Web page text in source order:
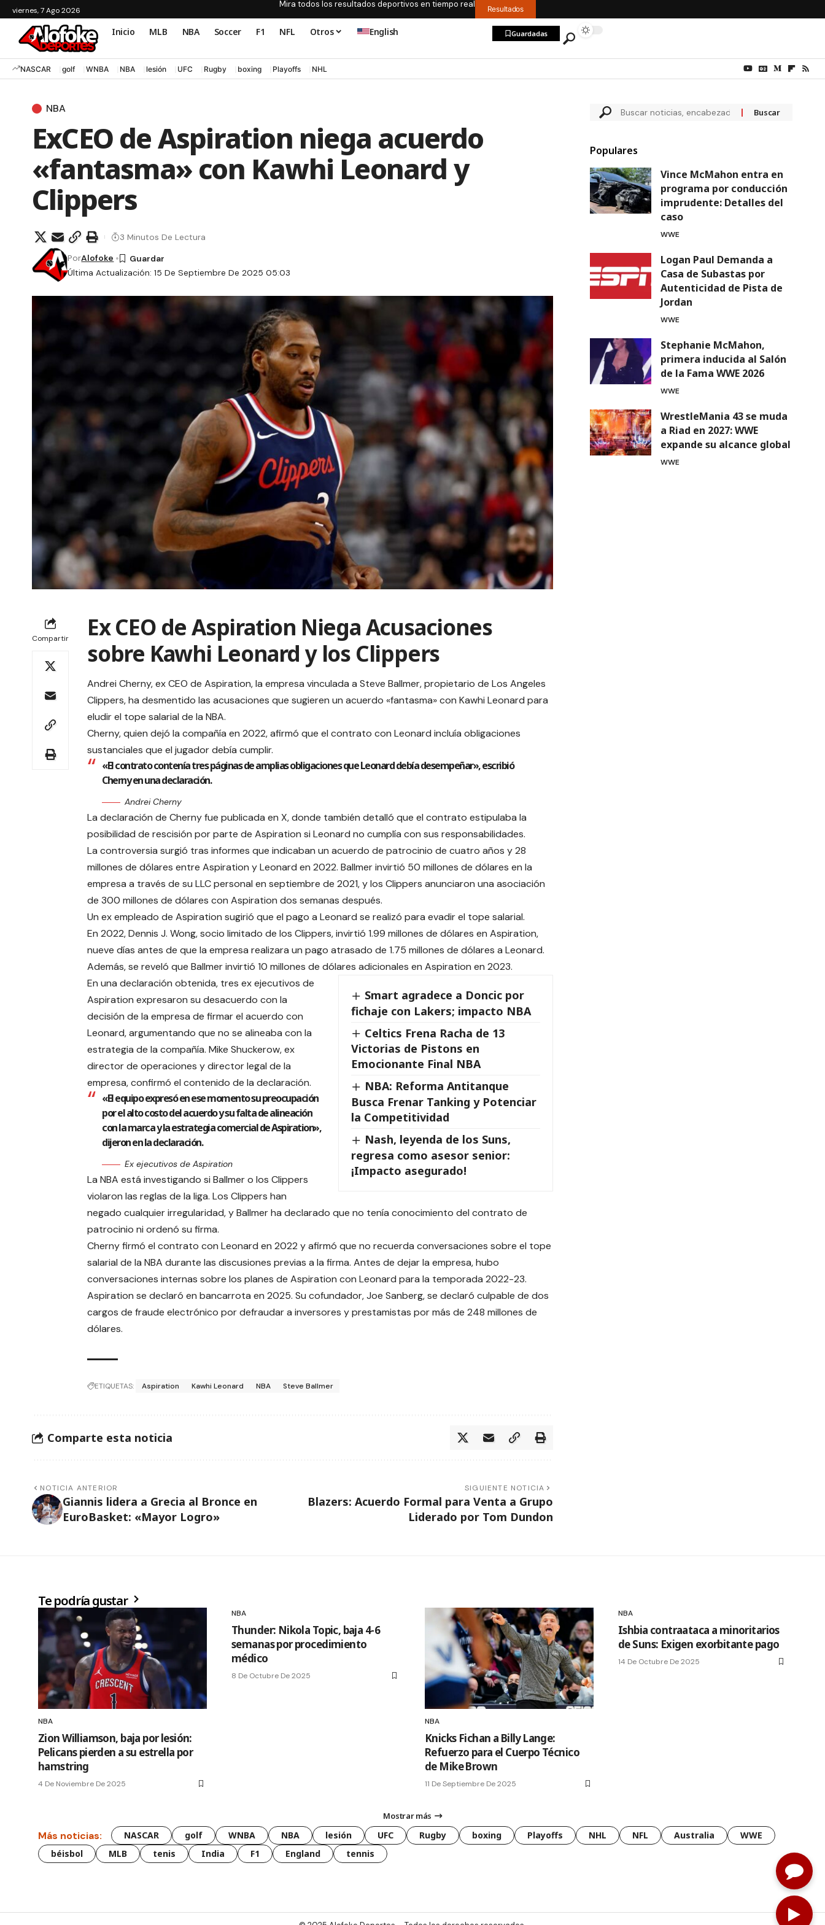
viernes, 7 Ago 2026
Mira todos los resultados deportivos en tiempo real Resultados
Inicio MLB NBA Soccer F1 NFL Otros English Guardadas
NASCAR golf WNBA NBA lesión UFC Rugby boxing Playoffs NHL
NBA
ExCEO de Aspiration niega acuerdo
«fantasma» con Kawhi Leonard y
Clippers
Última Actualización: 15 De Septiembre De 2025 05:03
PorAlofoke
3 Minutos De Lectura
Compartir
Ex CEO de Aspiration Niega Acusaciones
sobre Kawhi Leonard y los Clippers
Andrei Cherny, ex CEO de Aspiration, la empresa vinculada a Steve Ballmer, propietario de Los Angeles
Clippers, ha desmentido las acusaciones que sugieren un acuerdo «fantasma» con Kawhi Leonard para
eludir el tope salarial de la NBA.
Cherny, quien dejó la compañía en 2022, afirmó que el contrato con Leonard incluía obligaciones
sustanciales que el jugador debía cumplir.
«El contrato contenía tres páginas de amplias obligaciones que Leonard debía desempeñar», escribió
Cherny en una declaración.
Andrei Cherny
La declaración de Cherny fue publicada en X, donde también detalló que el contrato estipulaba la
posibilidad de rescisión por parte de Aspiration si Leonard no cumplía con sus responsabilidades.
La controversia surgió tras informes que indicaban un acuerdo de patrocinio de cuatro años y 28
millones de dólares entre Aspiration y Leonard en 2022. Ballmer invirtió 50 millones de dólares en la
empresa a través de su LLC personal en septiembre de 2021, y los Clippers anunciaron una asociación
de 300 millones de dólares con Aspiration dos semanas después.
Un ex empleado de Aspiration sugirió que el pago a Leonard se realizó para evadir el tope salarial.
En 2022, Dennis J. Wong, socio limitado de los Clippers, invirtió 1.99 millones de dólares en Aspiration,
nueve días antes de que la empresa realizara un pago atrasado de 1.75 millones de dólares a Leonard.
Además, se reveló que Ballmer invirtió 10 millones de dólares adicionales en Aspiration en 2023.
Smart agradece a Doncic por
fichaje con Lakers; impacto NBA
Celtics Frena Racha de 13
Victorias de Pistons en
Emocionante Final NBA
NBA: Reforma Antitanque
Busca Frenar Tanking y Potenciar
la Competitividad
Nash, leyenda de los Suns,
regresa como asesor senior:
¡Impacto asegurado!
En una declaración obtenida, tres ex ejecutivos de
Aspiration expresaron su desacuerdo con la
decisión de la empresa de firmar el acuerdo con
Leonard, argumentando que no se alineaba con la
estrategia de la compañía. Mike Shuckerow, ex
director de operaciones y director legal de la
empresa, confirmó el contenido de la declaración.
«El equipo expresó en ese momento su preocupación
por el alto costo del acuerdo y su falta de alineación
con la marca y la estrategia comercial de Aspiration»,
dijeron en la declaración.
Ex ejecutivos de Aspiration
La NBA está investigando si Ballmer o los Clippers
violaron las reglas de la liga. Los Clippers han
negado cualquier irregularidad, y Ballmer ha declarado que no tenía conocimiento del contrato de
patrocinio ni ordenó su firma.
Cherny firmó el contrato con Leonard en 2022 y afirmó que no recuerda conversaciones sobre el tope
salarial de la NBA durante las discusiones previas a la firma. Antes de dejar la empresa, hubo
conversaciones internas sobre los planes de Aspiration con Leonard para la temporada 2022-23.
Aspiration se declaró en bancarrota en 2025. Su cofundador, Joe Sanberg, se declaró culpable de dos
cargos de fraude electrónico por defraudar a inversores y prestamistas por más de 248 millones de
dólares.
ETIQUETAS: Aspiration Kawhi Leonard NBA Steve Ballmer
Comparte esta noticia
NOTICIA ANTERIOR
Giannis lidera a Grecia al Bronce en
EuroBasket: «Mayor Logro»
SIGUIENTE NOTICIA
Blazers: Acuerdo Formal para Venta a Grupo
Liderado por Tom Dundon
Populares
Vince McMahon entra en
programa por conducción
imprudente: Detalles del
caso
WWE
Logan Paul Demanda a
Casa de Subastas por
Autenticidad de Pista de
Jordan
WWE
Stephanie McMahon,
primera inducida al Salón
de la Fama WWE 2026
WWE
WrestleMania 43 se muda
a Riad en 2027: WWE
expande su alcance global
WWE
Te podría gustar
NBA
Zion Williamson, baja por lesión:
Pelicans pierden a su estrella por
hamstring
4 De Noviembre De 2025
NBA
Thunder: Nikola Topic, baja 4-6
semanas por procedimiento
médico
8 De Octubre De 2025
NBA
Knicks Fichan a Billy Lange:
Refuerzo para el Cuerpo Técnico
de Mike Brown
11 De Septiembre De 2025
NBA
Ishbia contraataca a minoritarios
de Suns: Exigen exorbitante pago
14 De Octubre De 2025
Mostrar más
Más noticias: NASCAR golf WNBA NBA lesión UFC Rugby boxing Playoffs NHL NFL Australia
WWE
béisbol
MLB tenis India F1 England tennis